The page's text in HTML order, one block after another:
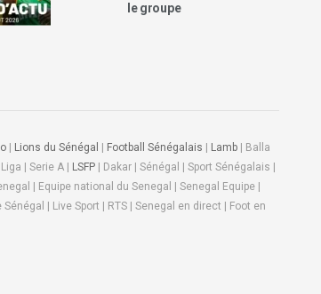
le groupe
Lions du Sénégal Football Sénégalais Lamb | Balla
| Serie A | LSFP| Dakar | Sénégal | Sport Sénégalais |
| Equipe national du Senegal | Senegal Equipe |
| Live Sport | RTS | Senegal en direct | Foot en